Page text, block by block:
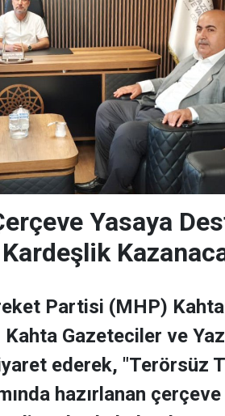
Yasaya
Partisi (MHP) Kahta
Kahta Gazeteciler ve
ederek, "Terörsüz
hazırlanan